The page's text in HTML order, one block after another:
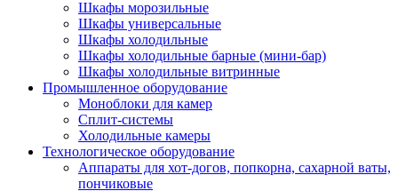
Шкафы морозильные
Шкафы универсальные
Шкафы холодильные
Шкафы холодильные барные (мини-бар)
Шкафы холодильные витринные
Промышленное оборудование
Моноблоки для камер
Сплит-системы
Холодильные камеры
Технологическое оборудование
Аппараты для хот-догов, попкорна, сахарной ваты,
пончиковые